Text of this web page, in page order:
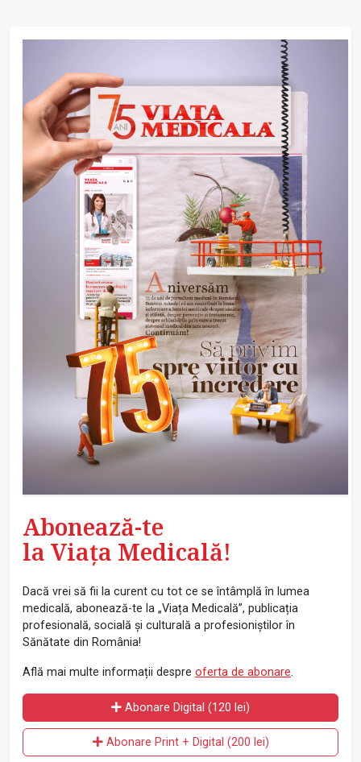
Abonează-te
la Viața Medicală!
Dacă vrei să fii la curent cu tot ce se întâmplă în lumea
medicală, abonează-te la „Viața Medicală”, publicația
profesională, socială și culturală a profesioniștilor în
Sănătate din România!
Află mai multe informații despre oferta de abonare.
Abonare Digital (120 lei)
Abonare Print + Digital (200 lei)